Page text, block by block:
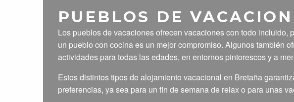
PUEBLOS DE
Los pueblos de vacaciones ofrecen vacaciones con todo
un pueblo con cocina es un mejor compromiso. Algunos también
actividades para todas las edades, en entornos pintorescos y a
Estos distintos tipos de alojamiento vacacional en Bretaña
preferencias, ya sea para un fin de semana de relax o para unas